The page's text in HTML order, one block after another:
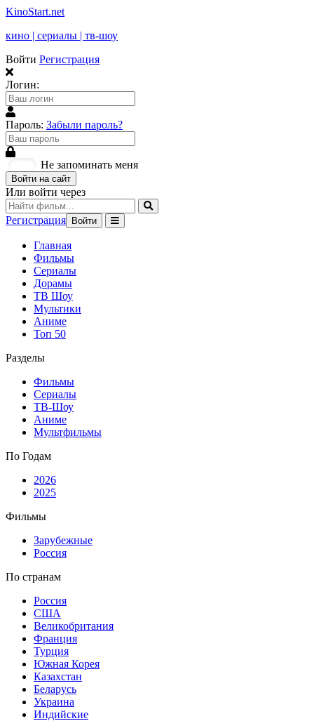
KinoStart.net
кино | сериалы | тв-шоу
Войти Регистрация
Логин:
Пароль: Забыли пароль?
Не запоминать меня
Войти на сайт
Или войти через
Регистрация Войти
Главная
Фильмы
Сериалы
Дорамы
ТВ Шоу
Мультики
Аниме
Топ 50
Разделы
Фильмы
Сериалы
ТВ-Шоу
Аниме
Мультфильмы
По Годам
2026
2025
Фильмы
Зарубежные
Россия
По странам
Россия
США
Великобритания
Франция
Турция
Южная Корея
Казахстан
Беларусь
Украина
Индийские